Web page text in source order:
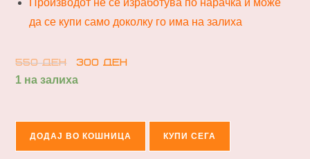
да се купи само доколку го има на залиха
550ден 300ден
1 на залиха
ДОДАЈ ВО КОШНИЦА КУПИ СЕГА